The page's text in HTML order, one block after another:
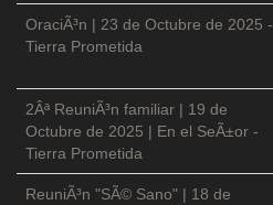
OraciÃ³n | 23 de Octubre de 2025 -
Tierra Prometida
2Âª ReuniÃ³n familiar | 19 de
Octubre de 2025 | En el SeÃ±or -
Tierra Prometida
ReuniÃ³n "SÃ© Sano" | 18 de